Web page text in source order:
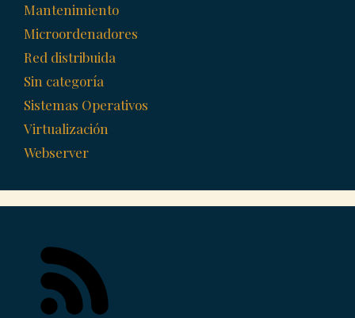
Mantenimiento
Microordenadores
Red distribuida
Sin categoría
Sistemas Operativos
Virtualización
Webserver